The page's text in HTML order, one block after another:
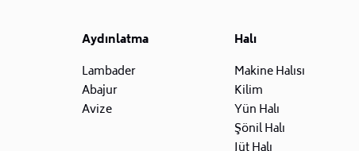
Aydınlatma
Lambader
Abajur
Avize
Halı
Makine Halısı
Kilim
Yün Halı
Şönil Halı